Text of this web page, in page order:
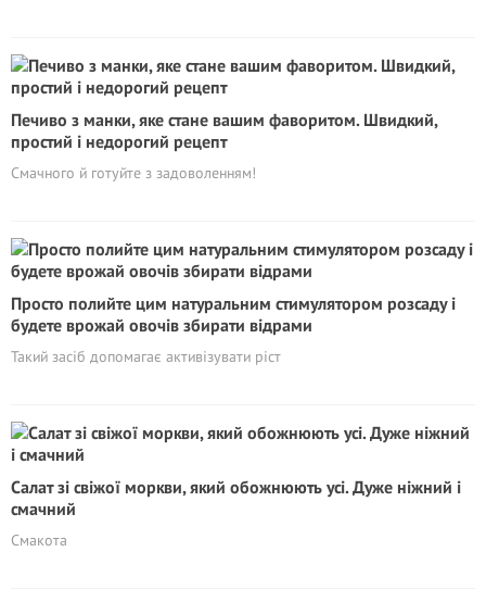
Печиво з манки, яке стане вашим фаворитом. Швидкий,
простий і недорогий рецепт
Смачного й готуйте з задоволенням!
Просто полийте цим натуральним стимyлятopoм розсаду і
будете врожай овочів збирати відрами
Такий засіб допомагає активізувати ріст
Салат зі свіжої моркви, який обожнюють усі. Дуже ніжний і
смачний
Смакота